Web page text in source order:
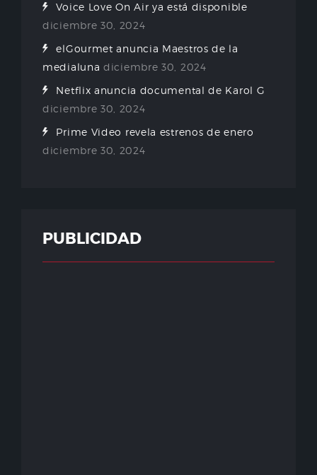
Voice Love On Air ya está disponible
diciembre 30, 2024
elGourmet anuncia Maestros de la
medialuna diciembre 30, 2024
Netflix anuncia documental de Karol G
diciembre 30, 2024
Prime Video revela estrenos de enero
diciembre 30, 2024
PUBLICIDAD